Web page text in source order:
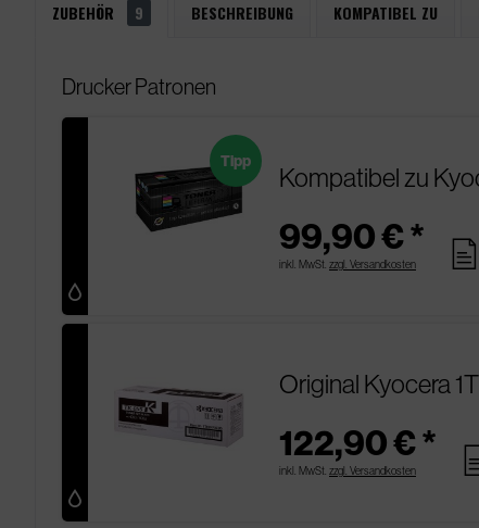
ZUBEHÖR 9 BESCHREIBUNG KOMPATIBEL ZU
Drucker Patronen
Kompatibel zu
99,90 € *
inkl. MwSt. zzgl. Versandkosten
Tipp
pages
Original Kyocera
122,90 € *
inkl. MwSt. zzgl. Versandkosten